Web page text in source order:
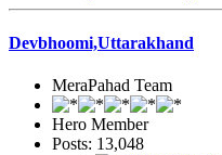
Devbhoomi,Uttarakhand
MeraPahad Team
Hero Member
Posts: 13,048